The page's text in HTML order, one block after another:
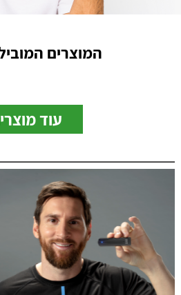
המוצרים
עוד